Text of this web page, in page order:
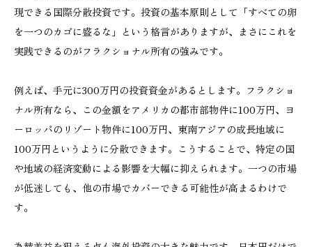
現できる国際分散投資です。投資の基本原則として「すべての卵
を一つのカゴに盛るな」という格言がありますが、まさにこれを
実践できるのがフラクショナル所有の強みです。
例えば、手元に300万円の投資資金があるとします。フラクショ
ナル所有なら、この金額をアメリカの都市部物件に100万円、ヨ
ーロッパのリゾート物件に100万円、東南アジアの成長地域に
100万円というように分散できます。こうすることで、特定の国
や地域の経済変動による影響を大幅に抑えられます。一つの市場
が低迷しても、他の市場でカバーできる可能性が高まるわけで
す。